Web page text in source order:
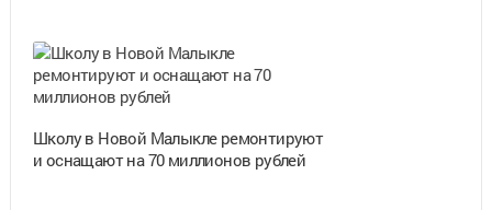
Школу в Новой Малыкле ремонтируют
и оснащают на 70 миллионов рублей